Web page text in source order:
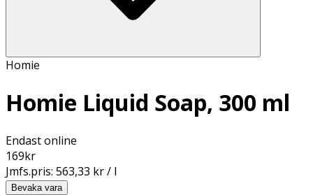
Homie
Homie Liquid Soap, 300 ml
Endast online
169kr
Jmfs.pris: 563,33 kr / l
Bevaka vara